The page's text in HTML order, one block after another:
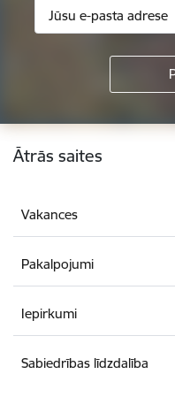
Kājene
Ātrās saites
Vakances
Pakalpojumi
Iepirkumi
Sabiedrības līdzdalība